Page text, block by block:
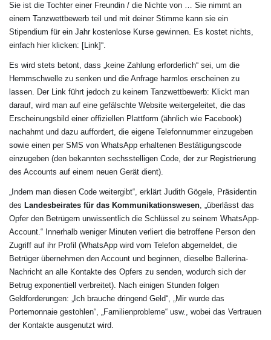
Sie ist die Tochter einer Freundin / die Nichte von … Sie nimmt an
einem Tanzwettbewerb teil und mit deiner Stimme kann sie ein
Stipendium für ein Jahr kostenlose Kurse gewinnen. Es kostet nichts,
einfach hier klicken: [Link]“.
Es wird stets betont, dass „keine Zahlung erforderlich“ sei, um die
Hemmschwelle zu senken und die Anfrage harmlos erscheinen zu
lassen. Der Link führt jedoch zu keinem Tanzwettbewerb: Klickt man
darauf, wird man auf eine gefälschte Website weitergeleitet, die das
Erscheinungsbild einer offiziellen Plattform (ähnlich wie Facebook)
nachahmt und dazu auffordert, die eigene Telefonnummer einzugeben
sowie einen per SMS von WhatsApp erhaltenen Bestätigungscode
einzugeben (den bekannten sechsstelligen Code, der zur Registrierung
des Accounts auf einem neuen Gerät dient).
„Indem man diesen Code weitergibt“, erklärt Judith Gögele, Präsidentin
des Landesbeirates für das Kommunikationswesen, „überlässt das
Opfer den Betrügern unwissentlich die Schlüssel zu seinem WhatsApp-
Account.“ Innerhalb weniger Minuten verliert die betroffene Person den
Zugriff auf ihr Profil (WhatsApp wird vom Telefon abgemeldet, die
Betrüger übernehmen den Account und beginnen, dieselbe Ballerina-
Nachricht an alle Kontakte des Opfers zu senden, wodurch sich der
Betrug exponentiell verbreitet). Nach einigen Stunden folgen
Geldforderungen: „Ich brauche dringend Geld“, „Mir wurde das
Portemonnaie gestohlen“, „Familienprobleme“ usw., wobei das Vertrauen
der Kontakte ausgenutzt wird.